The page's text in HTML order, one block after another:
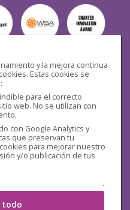
y la mejora continua
Estas cookies se
para el correcto
web. No se utilizan con
con Google Analytics y
que preservan tu
para mejorar nuestro
y/o publicación de tus
.
todo